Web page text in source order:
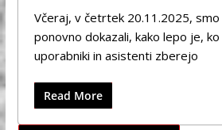
Včeraj, v četrtek 20.11.2025,
ponovno dokazali, kako lepo je, ko
uporabniki in asistenti zberejo
Read More